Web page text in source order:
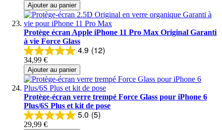
Ajouter au panier
Protège écran Apple iPhone 11 Pro Max Original Garanti
à vie Force Glass
4.9 (12)
34,99 €
Ajouter au panier
Protège-écran verre trempé Force Glass pour iPhone 6
Plus/6S Plus et kit de pose
5.0 (5)
29,99 €